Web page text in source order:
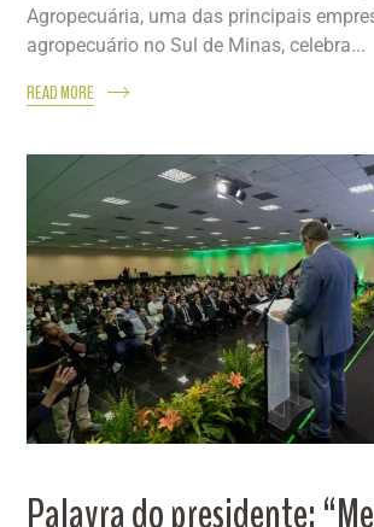
Agropecuária, uma das principais
agropecuário no Sul de Minas, celebra...
READ MORE
Palavra do presidente: